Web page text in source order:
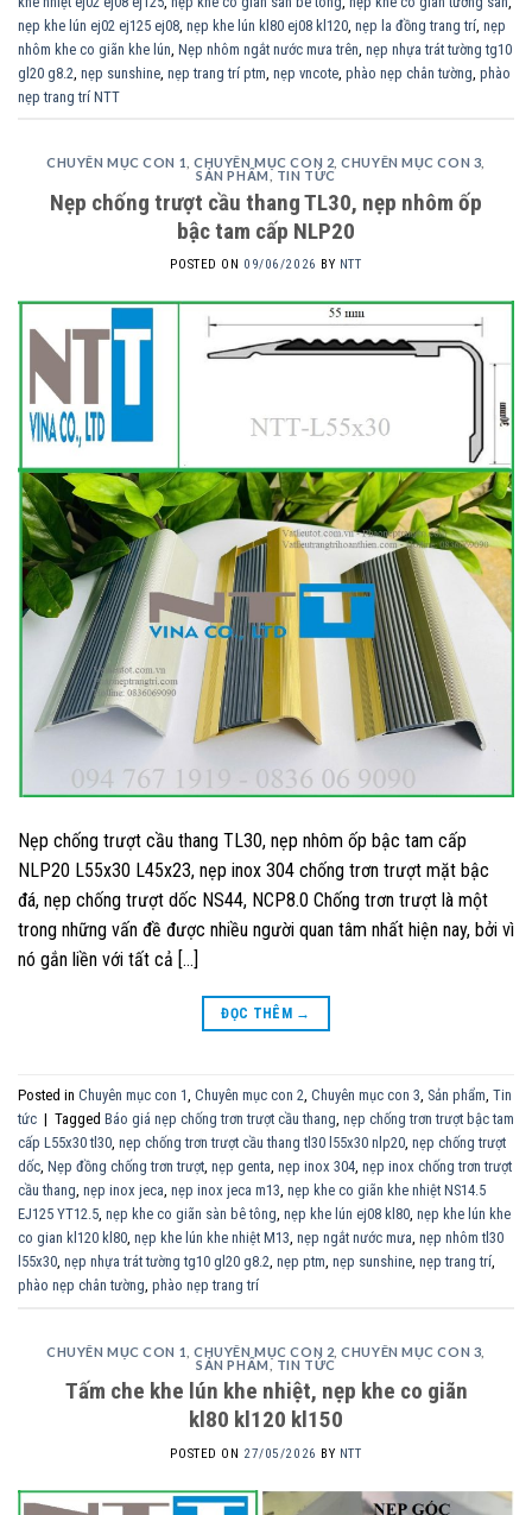
nẹp khe lún ej02 ej125 ej08 nẹp khe lún kl80 ej08 kl120 nẹp la đồng trang trí nẹp
nhôm khe co giãn khe lún Nẹp nhôm ngắt nước mưa trên nẹp nhựa trát tường tg10
gl20 g8.2 nẹp sunshine nẹp trang trí ptm nẹp vncote phào nẹp chân tường phào
nẹp trang trí NTT
CHUYÊN MỤC CON 1 ,CHUYÊN MỤC CON 2 ,CHUYÊN MỤC CON 3
SẢN PHẨM
TIN TỨC
Nẹp chống trượt cầu thang TL30, nẹp nhôm ốp
bậc tam cấp NLP20
POSTED ON 09/06/2026 BY NTT
Nẹp chống trượt cầu thang TL30, nẹp nhôm ốp bậc tam cấp
NLP20 L55x30 L45x23, nẹp inox 304 chống trơn trượt mặt bậc
đá, nẹp chống trượt dốc NS44, NCP8.0 Chống trơn trượt là một
trong những vấn đề được nhiều người quan tâm nhất hiện nay, bởi vì
nó gắn liền với tất cả […]
ĐỌC THÊM →
Posted in Chuyên mục con 1 Chuyên mục con 2 Chuyên mục con 3 Sản phẩm Tin
tức | Tagged Báo giá nẹp chống trơn trượt cầu thang nẹp chống trơn trượt bậc tam
cấp L55x30 tl30 nẹp chống trơn trượt cầu thang tl30 l55x30 nlp20 nẹp chống trượt
dốc Nẹp đồng chống trơn trượt nẹp genta nẹp inox 304 nẹp inox chống trơn trượt
cầu thang nẹp inox jeca nẹp inox jeca m13 nẹp khe co giãn khe nhiệt NS14.5
EJ125 YT12.5 nẹp khe co giãn sàn bê tông nẹp khe lún ej08 kl80 nẹp khe lún khe
co gian kl120 kl80 nẹp khe lún khe nhiệt M13 nẹp ngắt nước mưa nẹp nhôm tl30
l55x30 nẹp nhựa trát tường tg10 gl20 g8.2 nẹp ptm nẹp sunshine nẹp trang trí
phào nẹp chân tường phào nẹp trang trí
CHUYÊN MỤC CON 1 ,CHUYÊN MỤC CON 2 ,CHUYÊN MỤC CON 3
SẢN PHẨM , TIN TỨC
Tấm che khe lún khe nhiệt, nẹp khe co giãn
kl80 kl120 kl150
POSTED ON 27/05/2026 BY NTT